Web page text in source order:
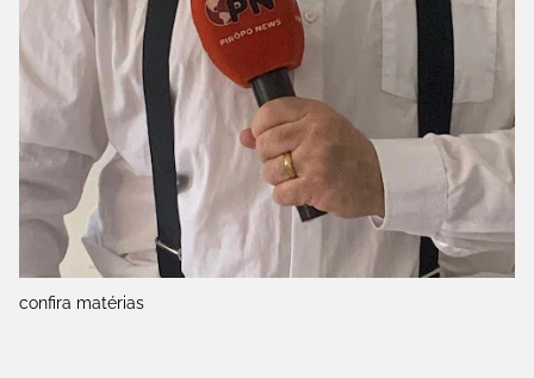
confira matérias